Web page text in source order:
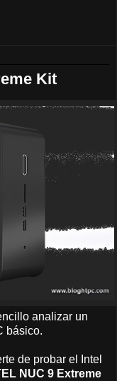
Kit
analizar un
básico.
de probar el Intel
NUC 9 Extreme